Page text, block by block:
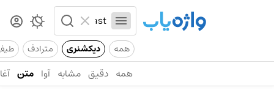
همه دیکشنری مترادف
همه دقیق مشابه آوا متن